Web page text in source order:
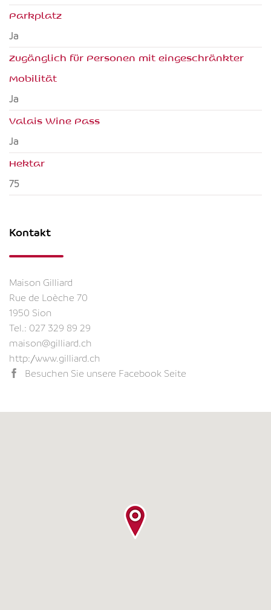
Parkplatz
Ja
Zugänglich für Personen mit eingeschränkter
Mobilität
ja
Valais Wine Pass
ja
Hektar
75
Kontakt
Maison Gilliard
Rue de Loèche 70
1950 Sion
Tel.: 027 329 89 29
maison@gilliard.ch
http://www.gilliard.ch
Besuchen Sie unsere Facebook Seite